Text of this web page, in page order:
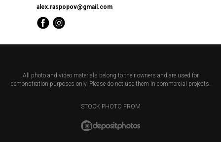
alex.raspopov@gmail.com
All photo and video materials belong to their owners and are used for
demonstration purposes only. Please do not use them in commercial projects.
STOCK PHOTO FROM